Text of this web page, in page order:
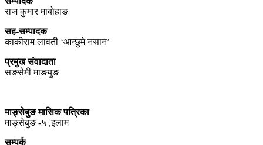
राज कुमार माबोहाङ
सह-सम्पादक
काकीराम लावती ‘आन्छुमे नसान’
प्रमुख संवादाता
सङसेमी माङयुङ
माङ्सेबुङ मासिक पत्रिका
माङ्सेबुङ -५ ,इलाम
सम्पर्क